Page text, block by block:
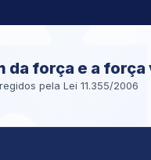
da força e a
pela Lei 11.355/2006